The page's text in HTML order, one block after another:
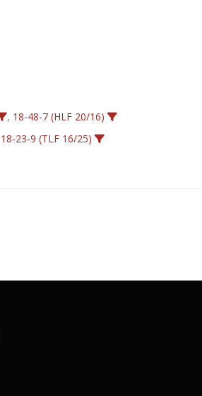
, 18-48-7 (HLF 20/16)
18-23-9 (TLF 16/25)